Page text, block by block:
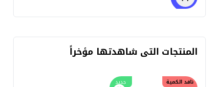
المنتجات التى شاهدتها مؤخراً
جديد نافد الكمية